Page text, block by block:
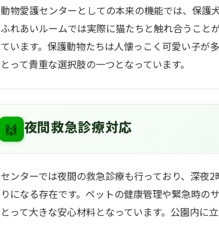
動物愛護センターとしての本来の機能では、保護
ふれあいルームでは実際に猫たちと触れ合うこと
ています。保護動物たちは人懐っこく可愛い子が
とって貴重な選択肢の一つとなっています。
🙌 夜間救急診療対応
センターでは夜間の救急診療も行っており、深夜
りになる存在です。ペットの健康管理や緊急時の
とって大きな安心材料となっています。公園内に